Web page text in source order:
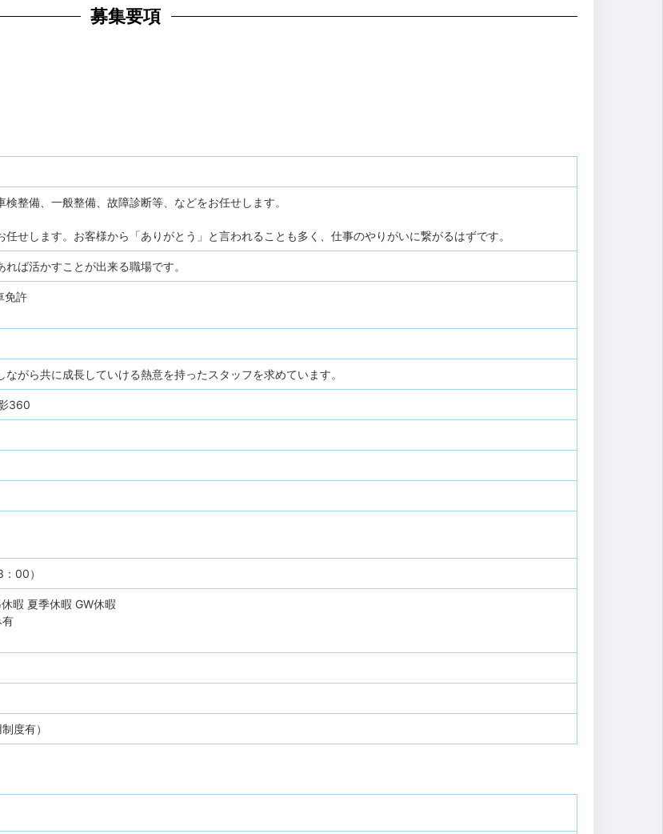
募集要項
整備、一般整備、故障診断等、などをお任せします。
せします。お客様から「ありがとう」と言われることも多く、仕事のやりがいに繋がるはずです。
ば活かすことが出来る職場です。
免許
がら共に成長していける熱意を持ったスタッフを求めています。
360
00）
暇 夏季休暇 GW休暇
有
度有）